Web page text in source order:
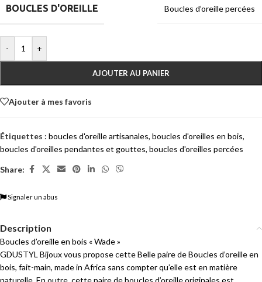
BOUCLES D'OREILLE Boucles d’oreille percées
- +
AJOUTER AU PANIER
Ajouter à mes favoris
Étiquettes : boucles d'oreille artisanales, boucles d'oreilles en bois,
boucles d'oreilles pendantes et gouttes, boucles d'oreilles percées
Share:
Signaler un abus
Description
Boucles d’oreille en bois « Wade »
GDUSTYL Bijoux vous propose cette Belle paire de Boucles d’oreille en
bois, fait-main, made in Africa sans compter qu’elle est en matière